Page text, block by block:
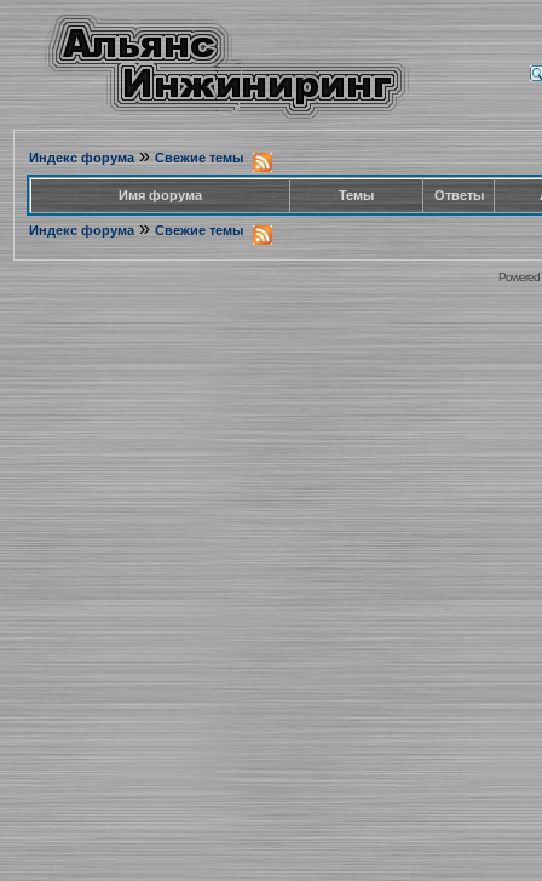
Индекс форума» Свежие темы
Имя форума Темы Ответы
Индекс форума » Свежие темы